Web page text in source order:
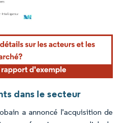
nécessite une attribution sous CC BY
dans le secteur
a annoncé l'acquisition de